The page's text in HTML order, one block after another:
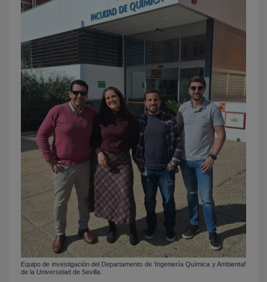
Equipo de investigación del Departamento de ‘Ingeniería Química y Ambiental’
de la Universidad de Sevilla.